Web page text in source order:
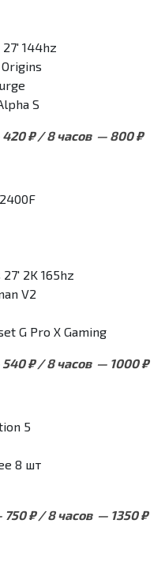
144hz
S
₽ / 8 часов — 800 ₽
2K 165hz
V2
G Pro X Gaming
₽ / 8 часов — 1000 ₽
5
8 шт
₽ / 8 часов — 1350 ₽